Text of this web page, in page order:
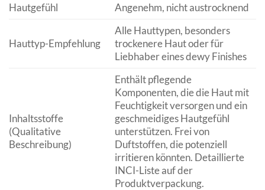
Hautgefühl
Angenehm, nicht austrocknend
Hauttyp-Empfehlung
Alle Hauttypen, besonders
trockenere Haut oder für
Liebhaber eines dewy Finishes
Inhaltsstoffe
(Qualitative
Beschreibung)
Enthält pflegende
Komponenten, die die Haut mit
Feuchtigkeit versorgen und ein
geschmeidiges Hautgefühl
unterstützen. Frei von
Duftstoffen, die potenziell
irritieren könnten. Detaillierte
INCI-Liste auf der
Produktverpackung.